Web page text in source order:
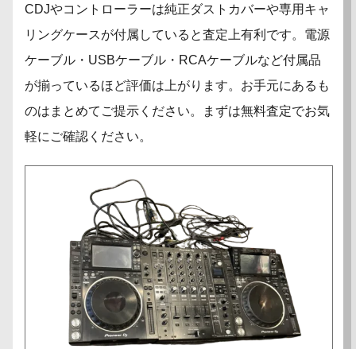
CDJやコントローラーは純正ダストカバーや専用キャ
リングケースが付属していると査定上有利です。電源
ケーブル・USBケーブル・RCAケーブルなど付属品
が揃っているほど評価は上がります。お手元にあるも
のはまとめてご提示ください。まずは無料査定でお気
軽にご確認ください。